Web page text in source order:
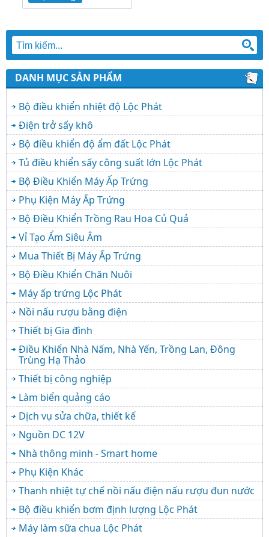
DANH MỤC SẢN PHẨM
Bộ điều khiển nhiệt độ Lộc Phát
Điện trở sấy khô
Bộ điều khiển độ ẩm đất Lộc Phát
Tủ điều khiển sấy công suất lớn Lộc Phát
Bộ Điều Khiển Máy Ấp Trứng
Phụ Kiện Máy Ấp Trứng
Bộ Điều Khiển Trồng Rau Hoa Củ Quả
Vỉ Tạo Ẩm Siêu Âm
Mua Thiết Bị Máy Ấp Trứng
Bộ Điều Khiển Chăn Nuôi
Máy ấp trứng Lộc Phát
Nồi nấu rượu bằng điện
Thiết bị Gia đình
Điều Khiển Nhà Nấm, Nhà Yến, Trồng Lan, Đông
Trùng Hạ Thảo
Thiết bị công nghiệp
Làm biển quảng cáo
Dịch vụ sửa chữa, thiết kế
Nguồn DC 12V
Nhà thông minh - Smart home
Phụ Kiện Khác
Thanh nhiệt tự chế nồi nấu điện nấu rượu đun nước
Bộ điều khiển bơm định lượng Lộc Phát
Máy làm sữa chua Lộc Phát